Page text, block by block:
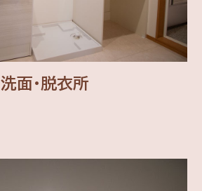
洗面・脱衣所